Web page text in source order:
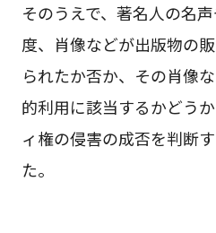
そのうえで、著名人の名
度、肖像などが出版物の
られたか否か、その肖像
的利用に該当するかどう
ィ権の侵害の成否を判断
た。